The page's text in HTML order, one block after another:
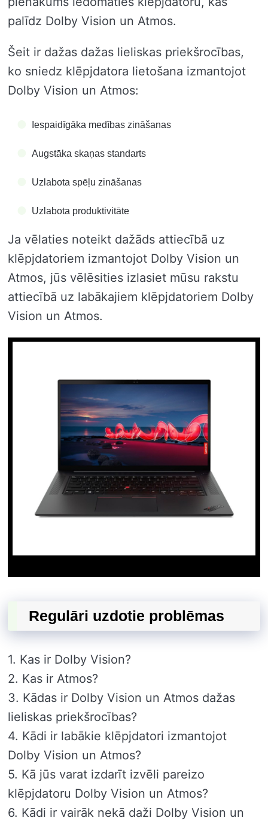
palīdz Dolby Vision un Atmos.
Šeit ir dažas dažas lieliskas priekšrocības,
ko sniedz klēpjdatora lietošana izmantojot
Dolby Vision un Atmos:
Iespaidīgāka medības zināšanas
Augstāka skaņas standarts
Uzlabota spēļu zināšanas
Uzlabota produktivitāte
Ja vēlaties noteikt dažāds attiecībā uz
klēpjdatoriem izmantojot Dolby Vision un
Atmos, jūs vēlēsities izlasiet mūsu rakstu
attiecībā uz labākajiem klēpjdatoriem Dolby
Vision un Atmos.
Regulāri uzdotie problēmas
1. Kas ir Dolby Vision?
2. Kas ir Atmos?
3. Kādas ir Dolby Vision un Atmos dažas
lieliskas priekšrocības?
4. Kādi ir labākie klēpjdatori izmantojot
Dolby Vision un Atmos?
5. Kā jūs varat izdarīt izvēli pareizo
klēpjdatoru Dolby Vision un Atmos?
6. Kādi ir vairāk nekā daži Dolby Vision un